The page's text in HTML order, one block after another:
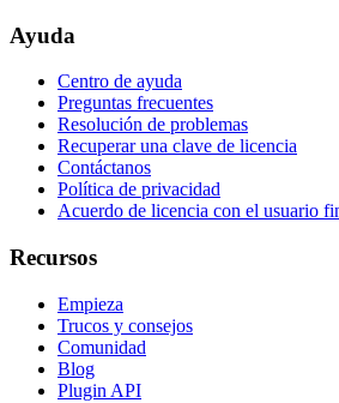
Ayuda
Centro de ayuda
Preguntas frecuentes
Resolución de problemas
Recuperar una clave de licencia
Contáctanos
Política de privacidad
Acuerdo de licencia con el usuario
Recursos
Empieza
Trucos y consejos
Comunidad
Blog
Plugin API